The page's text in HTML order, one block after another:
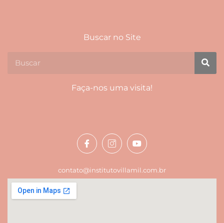
Buscar no Site
Faça-nos uma visita!
contato@institutovillamil.com.br